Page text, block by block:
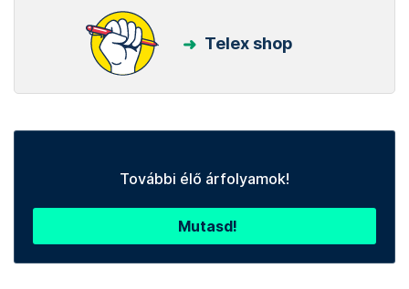
Telex shop
További élő árfolyamok!
Mutasd!